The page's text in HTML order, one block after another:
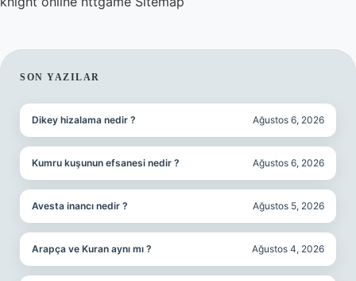
SIDEBAR
SON YAZILAR
Dikey hizalama nedir ? Ağustos 6, 2026
Kumru kuşunun efsanesi nedir ? Ağustos 6, 2026
Avesta inancı nedir ? Ağustos 5, 2026
Arapça ve Kuran aynı mı ? Ağustos 4, 2026